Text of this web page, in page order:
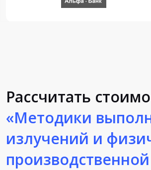
Рассчитать
«Методики
излучений и